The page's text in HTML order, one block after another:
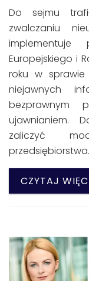
Do sejmu
zwalczaniu
implementuje
Europejskiego i
roku w
niejawnych
bezprawnym
ujawnianiem.
zaliczyć
CZYTAJ